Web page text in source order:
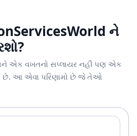
ને
એક વખતનો સપ્લાયર નહીં પણ એક
છે. આ એવા પરિણામો છે જે તેઓ